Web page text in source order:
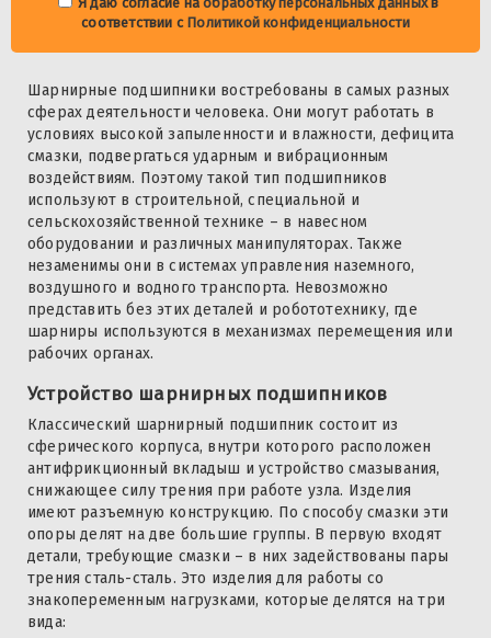
соответствии с Политикой конфиденциальности
Шарнирные подшипники востребованы в самых разных
сферах деятельности человека. Они могут работать в
условиях высокой запыленности и влажности, дефицита
смазки, подвергаться ударным и вибрационным
воздействиям. Поэтому такой тип подшипников
используют в строительной, специальной и
сельскохозяйственной технике – в навесном
оборудовании и различных манипуляторах. Также
незаменимы они в системах управления наземного,
воздушного и водного транспорта. Невозможно
представить без этих деталей и робототехнику, где
шарниры используются в механизмах перемещения или
рабочих органах.
Устройство шарнирных подшипников
Классический шарнирный подшипник состоит из
сферического корпуса, внутри которого расположен
антифрикционный вкладыш и устройство смазывания,
снижающее силу трения при работе узла. Изделия
имеют разъемную конструкцию. По способу смазки эти
опоры делят на две большие группы. В первую входят
детали, требующие смазки – в них задействованы пары
трения сталь-сталь. Это изделия для работы со
знакопеременным нагрузками, которые делятся на три
вида: